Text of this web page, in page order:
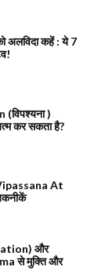
कहें : ये 7
)
कर सकता है?
Vipassana At
और
से मुक्ति और